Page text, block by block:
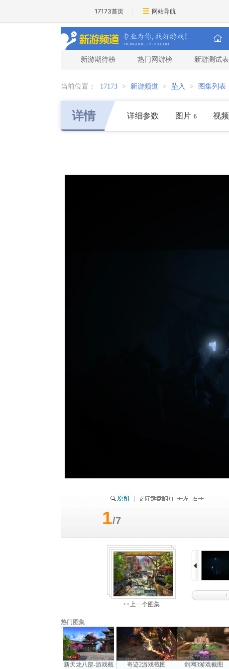
17173首页 网站导航
新游期待榜 热门网游榜 新游测试表
当前位置： 17173 > 新游频道 > 坠入 > 图集列表
详情 详细参数 图片 6 视频
1/7
<<上一个图集
热门图集
新天龙八部-游戏截 奇迹2游戏截图 剑网3游戏截图